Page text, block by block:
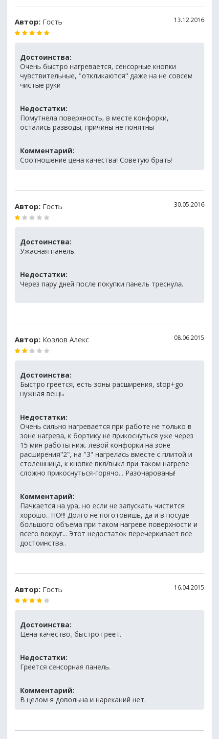
Автор: Гость 13.12.2016
Достоинства:
Очень быстро нагревается, сенсорные кнопки
чувствительные, "откликаются" даже на не совсем
чистые руки
Недостатки:
Помутнела поверхность, в месте конфорки,
остались разводы, причины не понятны
Комментарий:
Соотношение цена качества! Советую брать!
Автор: Гость 30.05.2016
Достоинства:
Ужасная панель.
Недостатки:
Через пару дней после покупки панель треснула.
Автор: Козлов Алекс 08.06.2015
Достоинства:
Быстро греется, есть зоны расширения, stop+go
нужная вещь
Недостатки:
Очень сильно нагревается при работе не только в
зоне нагрева, к бортику не прикоснуться уже через
15 мин работы ниж. левой конфорки на зоне
расширения"2", на "3" нагрелась вместе с плитой и
столешница, к кнопке вкл/выкл при таком нагреве
сложно прикоснуться-горячо... Разочарованы!
Комментарий:
Пачкается на ура, но если не запускать чистится
хорошо.. НО!!! Долго не поготовишь, да и в посуде
большого объема при таком нагреве поверхности и
всего вокруг... Этот недостаток перечеркивает все
достоинства..
Автор: Гость 16.04.2015
Достоинства:
Цена-качество, быстро греет.
Недостатки:
Греется сенсорная панель.
Комментарий:
В целом я довольна и нареканий нет.